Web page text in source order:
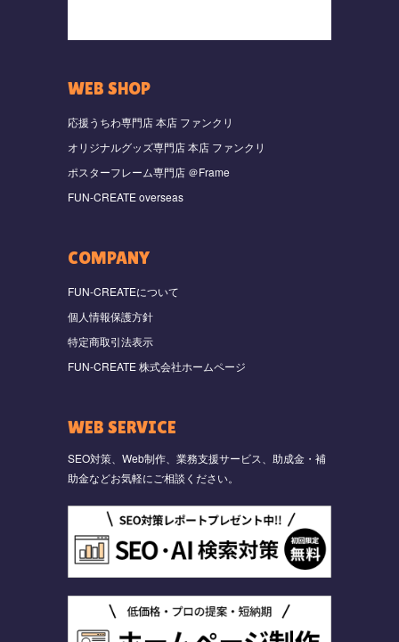
WEB SHOP
応援うちわ専門店 本店 ファンクリ
オリジナルグッズ専門店 本店 ファンクリ
ポスターフレーム専門店 ＠Frame
FUN-CREATE overseas
COMPANY
FUN-CREATEについて
個人情報保護方針
特定商取引法表示
FUN-CREATE 株式会社ホームページ
WEB SERVICE
SEO対策、Web制作、業務支援サービス、助成金・補
助金などお気軽にご相談ください。